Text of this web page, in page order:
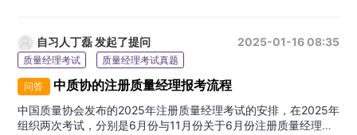
自习人丁磊 发起了提问 2025-01-16 08:35
质量经理考试 质量经理考试真题
问答 中质协的注册质量经理报考流程
中国质量协会发布的2025年注册质量经理考试的安排，在2025年
组织两次考试，分别是6月份与11月份关于6月份注册质量经理的